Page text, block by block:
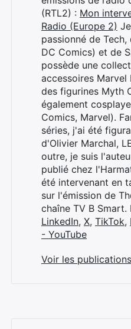
(RTL2) : Mon
Radio (Europe 2)
passionné de
DC Comics) et de
possède une
accessoires Marvel
des figurines Myth
également
Comics, Marvel).
séries, j'ai été
d'Olivier Marchal,
outre, je suis
publié chez
été intervenant en
sur l'émission de
chaîne TV B
LinkedIn, X, TikTok,
- YouTube
Voir les